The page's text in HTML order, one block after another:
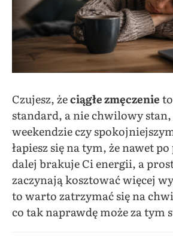
Czujesz, żeciągłe zmęczenie
standard, a nie chwilowy
weekendzie czy
łapiesz się na tym, że nawet
dalej brakuje Ci energii, a
zaczynają kosztować więcej
to warto zatrzymać się na
co tak naprawdę może za tym